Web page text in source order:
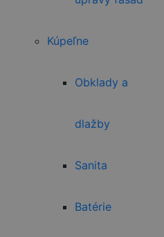
Kúpeľne
Obklady a
dlažby
Sanita
Batérie